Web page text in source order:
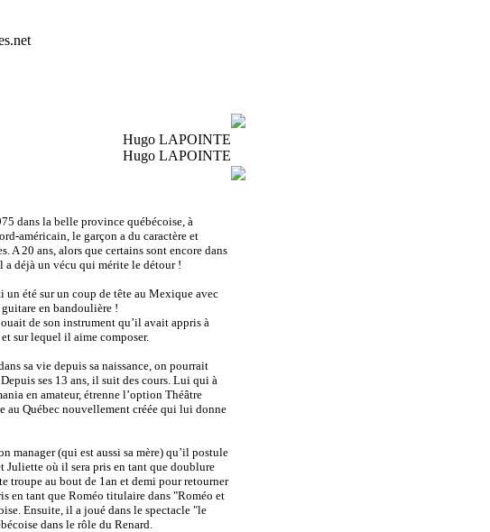
Hugo LAPOINTE
Hugo LAPOINTE
dans la belle province québécoise, à
américain, le garçon a du caractère et
A 20 ans, alors que certains sont encore dans
a déjà un vécu qui mérite le détour !
un été sur un coup de tête au Mexique avec
en bandoulière !
de son instrument qu’il avait appris à
sur lequel il aime composer.
sa vie depuis sa naissance, on pourrait
ses 13 ans, il suit des cours. Lui qui à
en amateur, étrenne l’option Théâtre
au Québec nouvellement créée qui lui donne
manager (qui est aussi sa mère) qu’il postule
Juliette où il sera pris en tant que doublure
troupe au bout de 1an et demi pour retourner
en tant que Roméo titulaire dans "Roméo et
Ensuite, il a joué dans le spectacle "le
dans le rôle du Renard.